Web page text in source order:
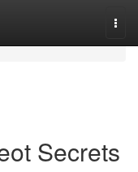
Secrets